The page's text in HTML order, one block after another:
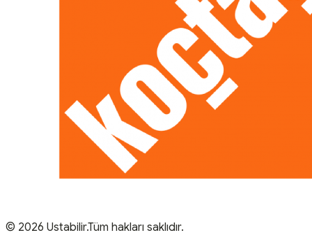
© 2026 Ustabilir.Tüm hakları saklıdır.